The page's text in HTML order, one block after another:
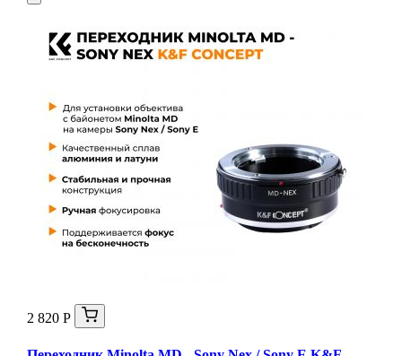
2 820 Р